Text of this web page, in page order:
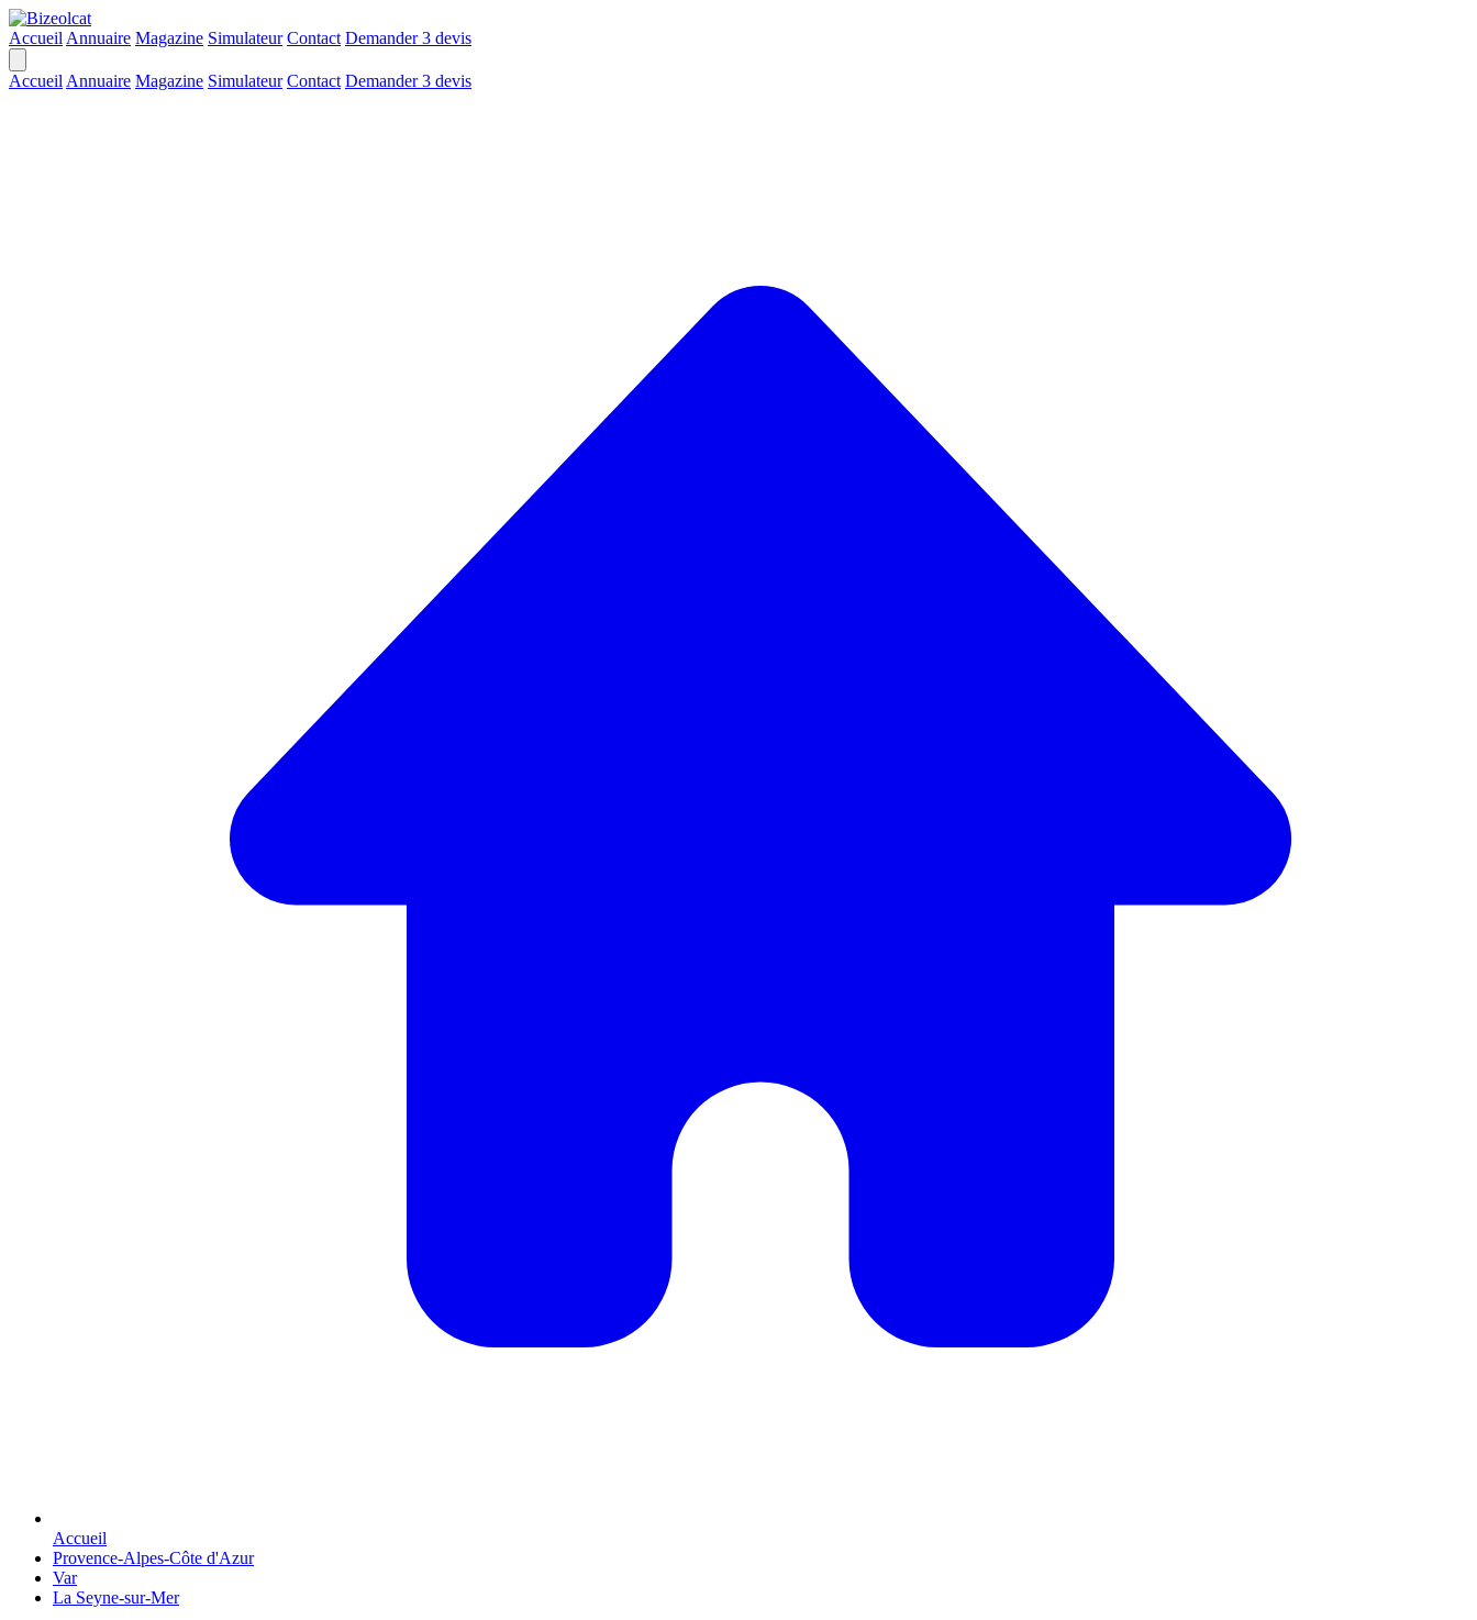
Accueil Annuaire Magazine Simulateur Contact Demander 3 devis
Accueil Annuaire Magazine Simulateur Contact Demander 3 devis
Accueil
Provence-Alpes-Côte d'Azur
Var
La Seyne-sur-Mer